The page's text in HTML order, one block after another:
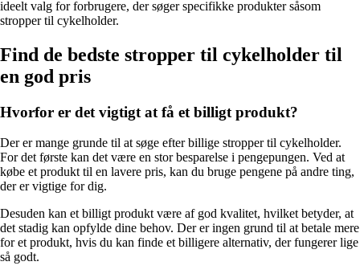
ideelt valg for forbrugere, der søger specifikke produkter såsom
stropper til cykelholder.
Find de bedste stropper til cykelholder til
en god pris
Hvorfor er det vigtigt at få et billigt produkt?
Der er mange grunde til at søge efter billige stropper til cykelholder.
For det første kan det være en stor besparelse i pengepungen. Ved at
købe et produkt til en lavere pris, kan du bruge pengene på andre ting,
der er vigtige for dig.
Desuden kan et billigt produkt være af god kvalitet, hvilket betyder, at
det stadig kan opfylde dine behov. Der er ingen grund til at betale mere
for et produkt, hvis du kan finde et billigere alternativ, der fungerer lige
så godt.